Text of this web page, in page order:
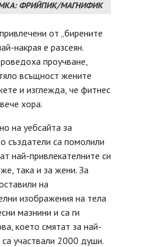
ФРИЙПИК/МАГНИФИК
от „бирените
накрая е разсеян.
проучване,
всъщност жените
и изглежда, че фитнес
хора.
на уебсайта за
създатели са помолили
най-привлекателните си
така и за жени. За
на
изображения на тела
мазнини и са ги
което смятат за най-
участвали 2000 души.